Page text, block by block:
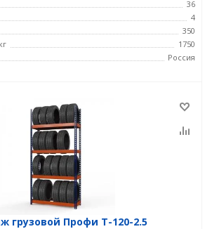
36
4
350
1750
Россия
грузовой Профи Т-120-2.5